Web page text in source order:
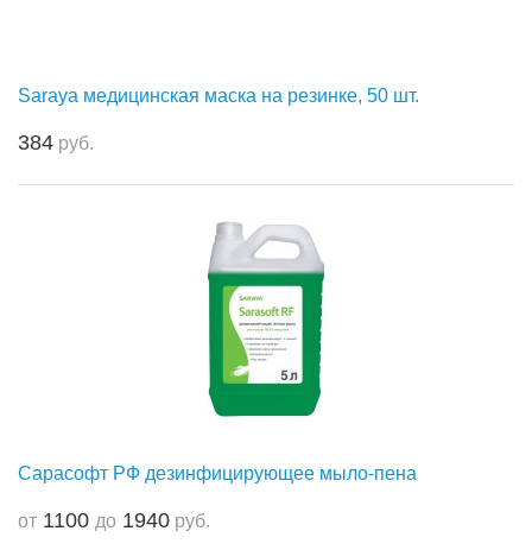
Saraya медицинская маска на резинке, 50 шт.
384 руб.
Сарасофт РФ дезинфицирующее мыло-пена
от 1100 до 1940 руб.